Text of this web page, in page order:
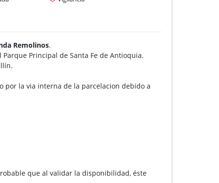
Remolinos.
Principal de Santa Fe de Antioquia.
por la via interna de la parcelacion debido a
que al validar la disponibilidad, éste